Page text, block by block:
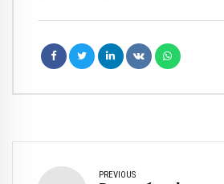
PREVIOUS